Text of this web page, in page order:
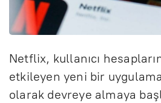
Netflix, kullanıcı
etkileyen yeni bir
olarak devreye almaya